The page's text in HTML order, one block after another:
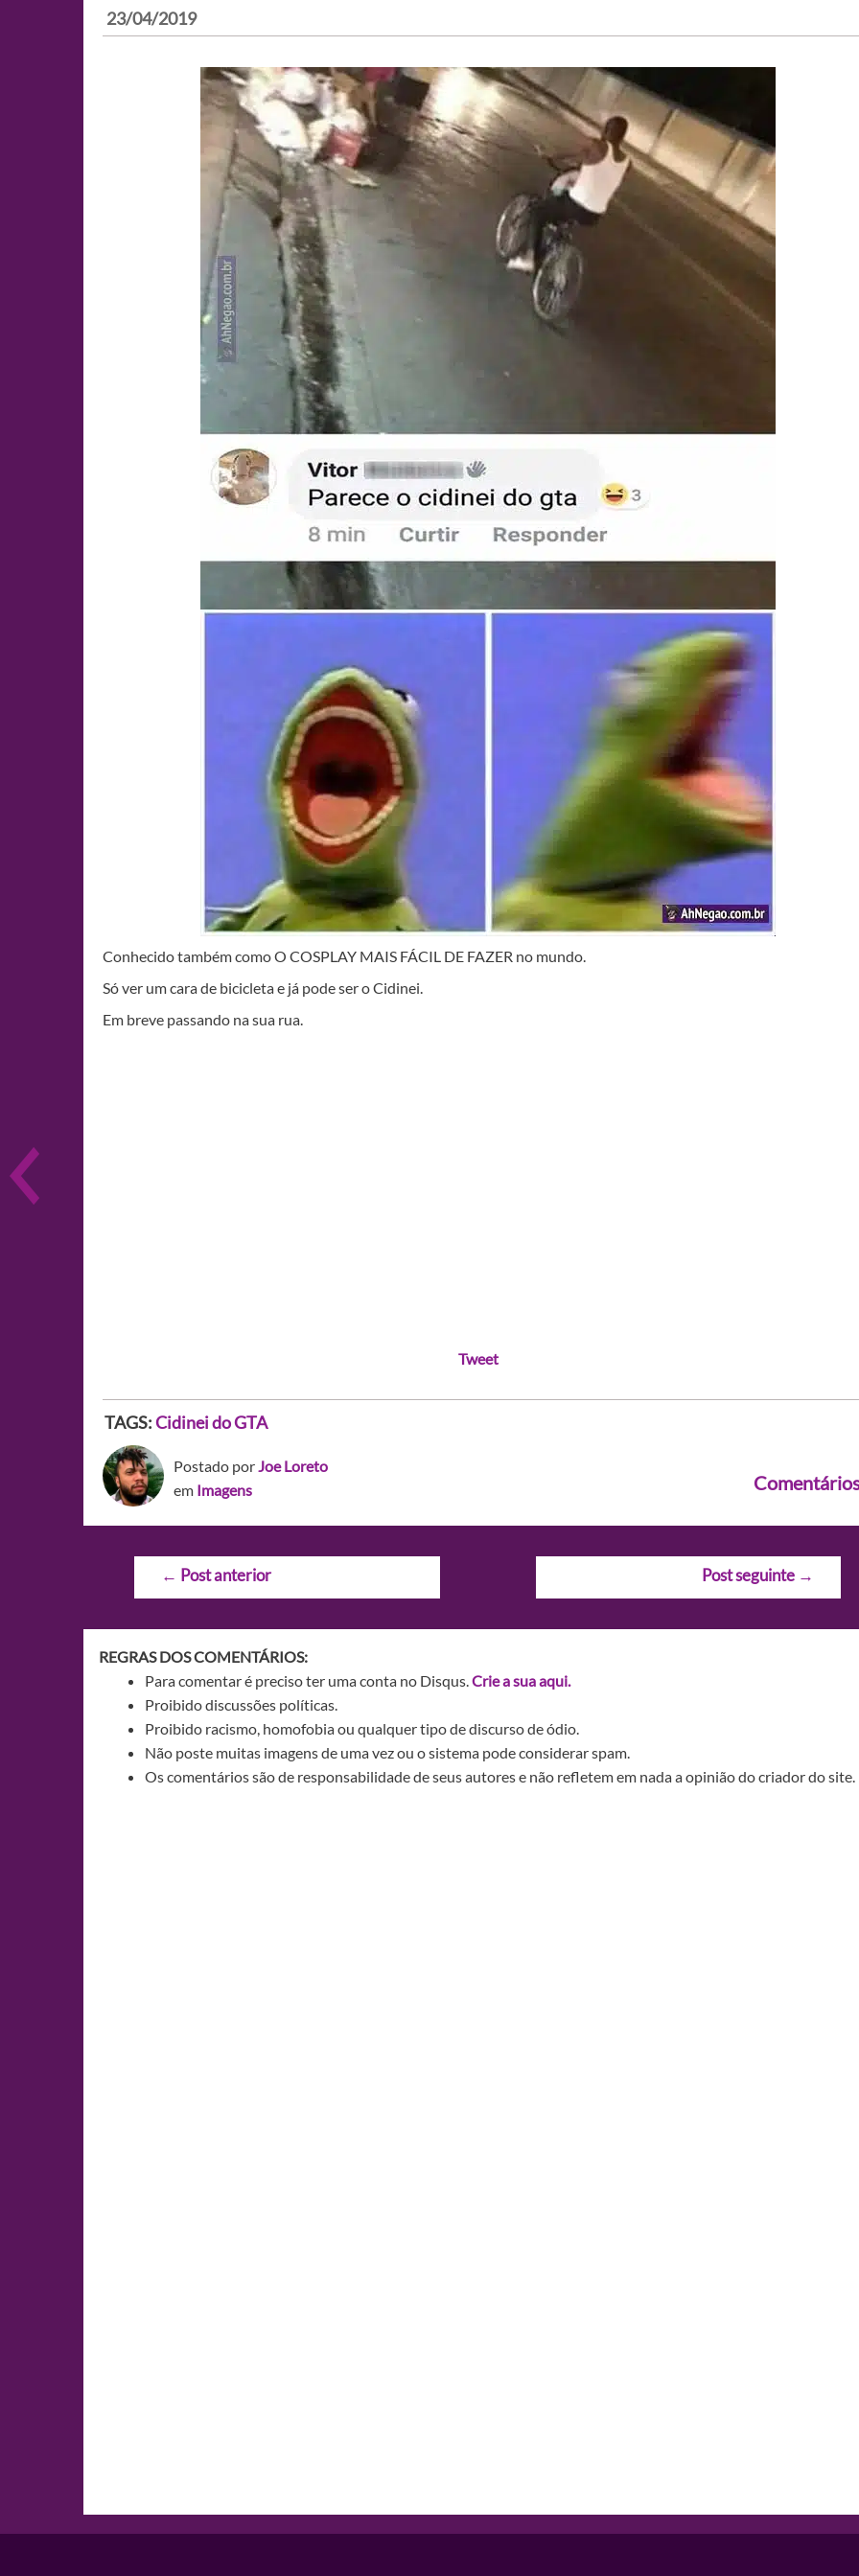
23/04/2019
Conhecido também como O COSPLAY MAIS FÁCIL DE FAZER no mundo.
Só ver um cara de bicicleta e já pode ser o Cidinei.
Em breve passando na sua rua.
Tweet
TAGS:Cidinei do GTA
Postado porJoe Loreto
em Imagens
Navegação
← Post anterior Post seguinte →
REGRAS DOS COMENTÁRIOS:
Para comentar é preciso ter uma conta no Disqus.Crie a sua aqui.
Proibido discussões políticas.
Proibido racismo, homofobia ou qualquer tipo de discurso de ódio.
Não poste muitas imagens de uma vez ou o sistema pode considerar spam.
Os comentários são de responsabilidade de seus autores e não refletem em nada a opinião do criador do site.